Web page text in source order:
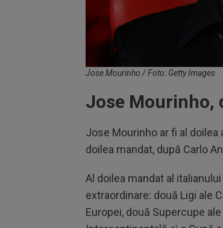
Jose Mourinho / Foto: Getty Images
Jose Mourinho,
Jose Mourinho ar fi al doilea
doilea mandat, după Carlo
Al doilea mandat al
extraordinare: două Ligi ale
Europei, două Supercupe